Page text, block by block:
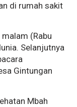
di rumah sakit
(Rabu
Selanjutnya
Gintungan
Mbah